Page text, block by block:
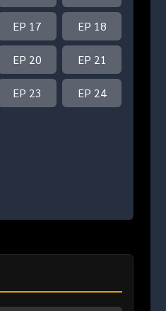
EP 17 EP 18
EP 20 EP 21
EP 23 EP 24